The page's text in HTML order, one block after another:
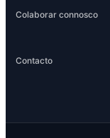
Colaborar connosco
Contacto